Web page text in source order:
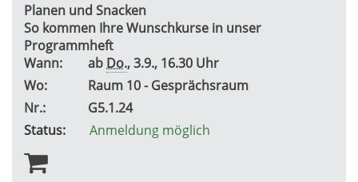
Planen und Snacken
So kommen Ihre Wunschkurse in unser
Programmheft
Wann:
ab Do., 3.9., 16.30 Uhr
Wo:
Raum 10 - Gesprächsraum
Nr.:
G5.1.24
Status:
Anmeldung möglich